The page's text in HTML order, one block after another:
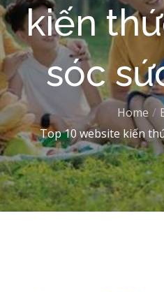
kiến
sóc
Home
Top 10 website kiến